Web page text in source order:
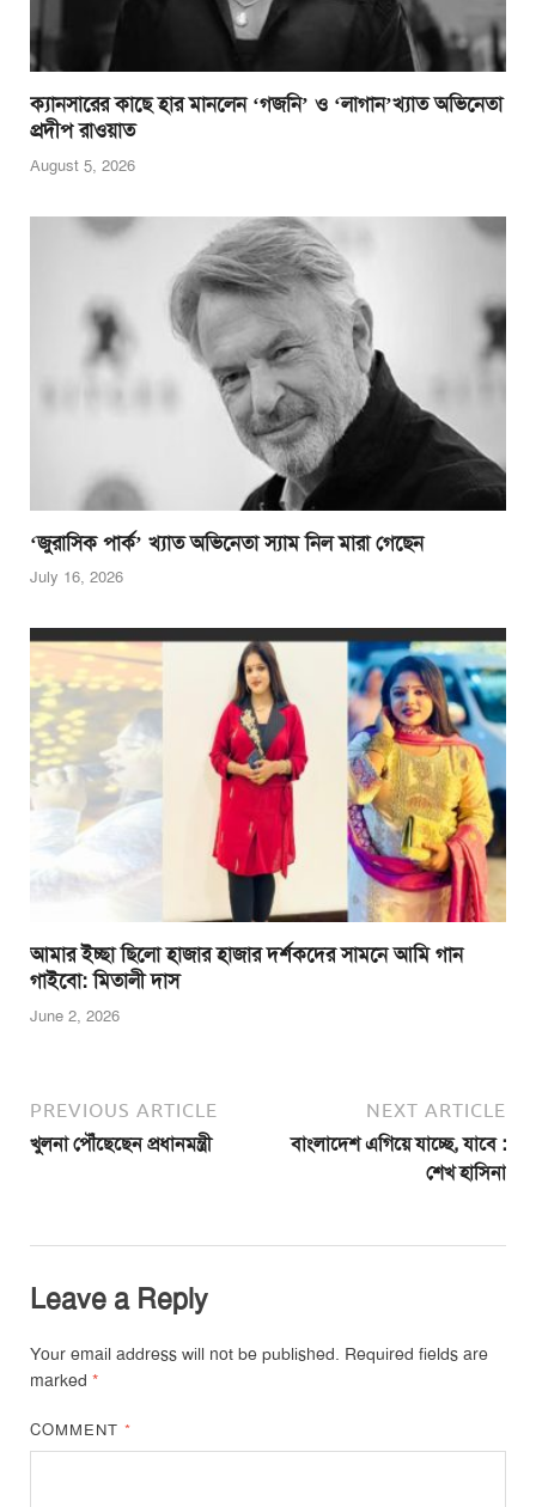
ক্যানসারের কাছে হার মানলেন ‘গজনি’ ও ‘লাগান’খ্যাত অভিনেতা
প্রদীপ রাওয়াত
August 5, 2026
‘জুরাসিক পার্ক’ খ্যাত অভিনেতা স্যাম নিল মারা গেছেন
July 16, 2026
আমার ইচ্ছা ছিলো হাজার হাজার দর্শকদের সামনে আমি গান
গাইবো: মিতালী দাস
June 2, 2026
PREVIOUS ARTICLE
খুলনা পৌঁছেছেন প্রধানমন্ত্রী
NEXT ARTICLE
বাংলাদেশ এগিয়ে যাচ্ছে, যাবে :
শেখ হাসিনা
Leave a Reply
Your email address will not be published. Required fields are
marked *
COMMENT*